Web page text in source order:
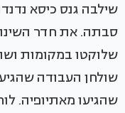
שילבה גנס כיסא
סבתה. את חדר
שלוקטו במקומות
שולחן העבודה
שהגיעו מאתיופיה.